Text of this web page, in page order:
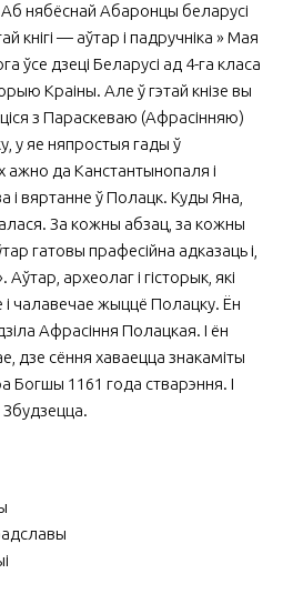
нябёснай Абаронцы беларусі
кнігі — аўтар і падручніка » Мая
ўсе дзеці Беларусі ад 4-га класа
Краіны. Але ў гэтай кнізе вы
з Параскеваю (Афрасінняю)
у яе няпростыя гады ў
ажно да Канстантынопаля і
і вяртанне ў Полацк. Куды Яна,
За кожны абзац, за кожны
гатовы прафесійна адказаць і,
археолаг і гісторык, які
і чалавечае жыццё Полацку. Ён
Афрасіння Полацкая. І ён
дзе сёння хаваецца знакаміты
1161 года стварэння. І